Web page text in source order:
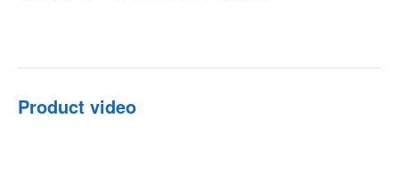
Product video